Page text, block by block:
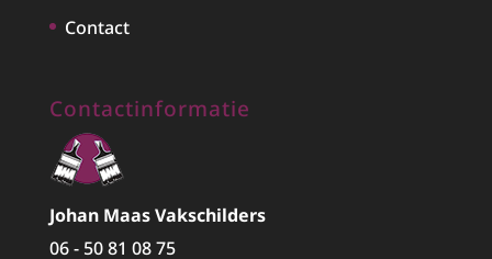
Contact
Contactinformatie
Johan Maas Vakschilders
06 - 50 81 08 75